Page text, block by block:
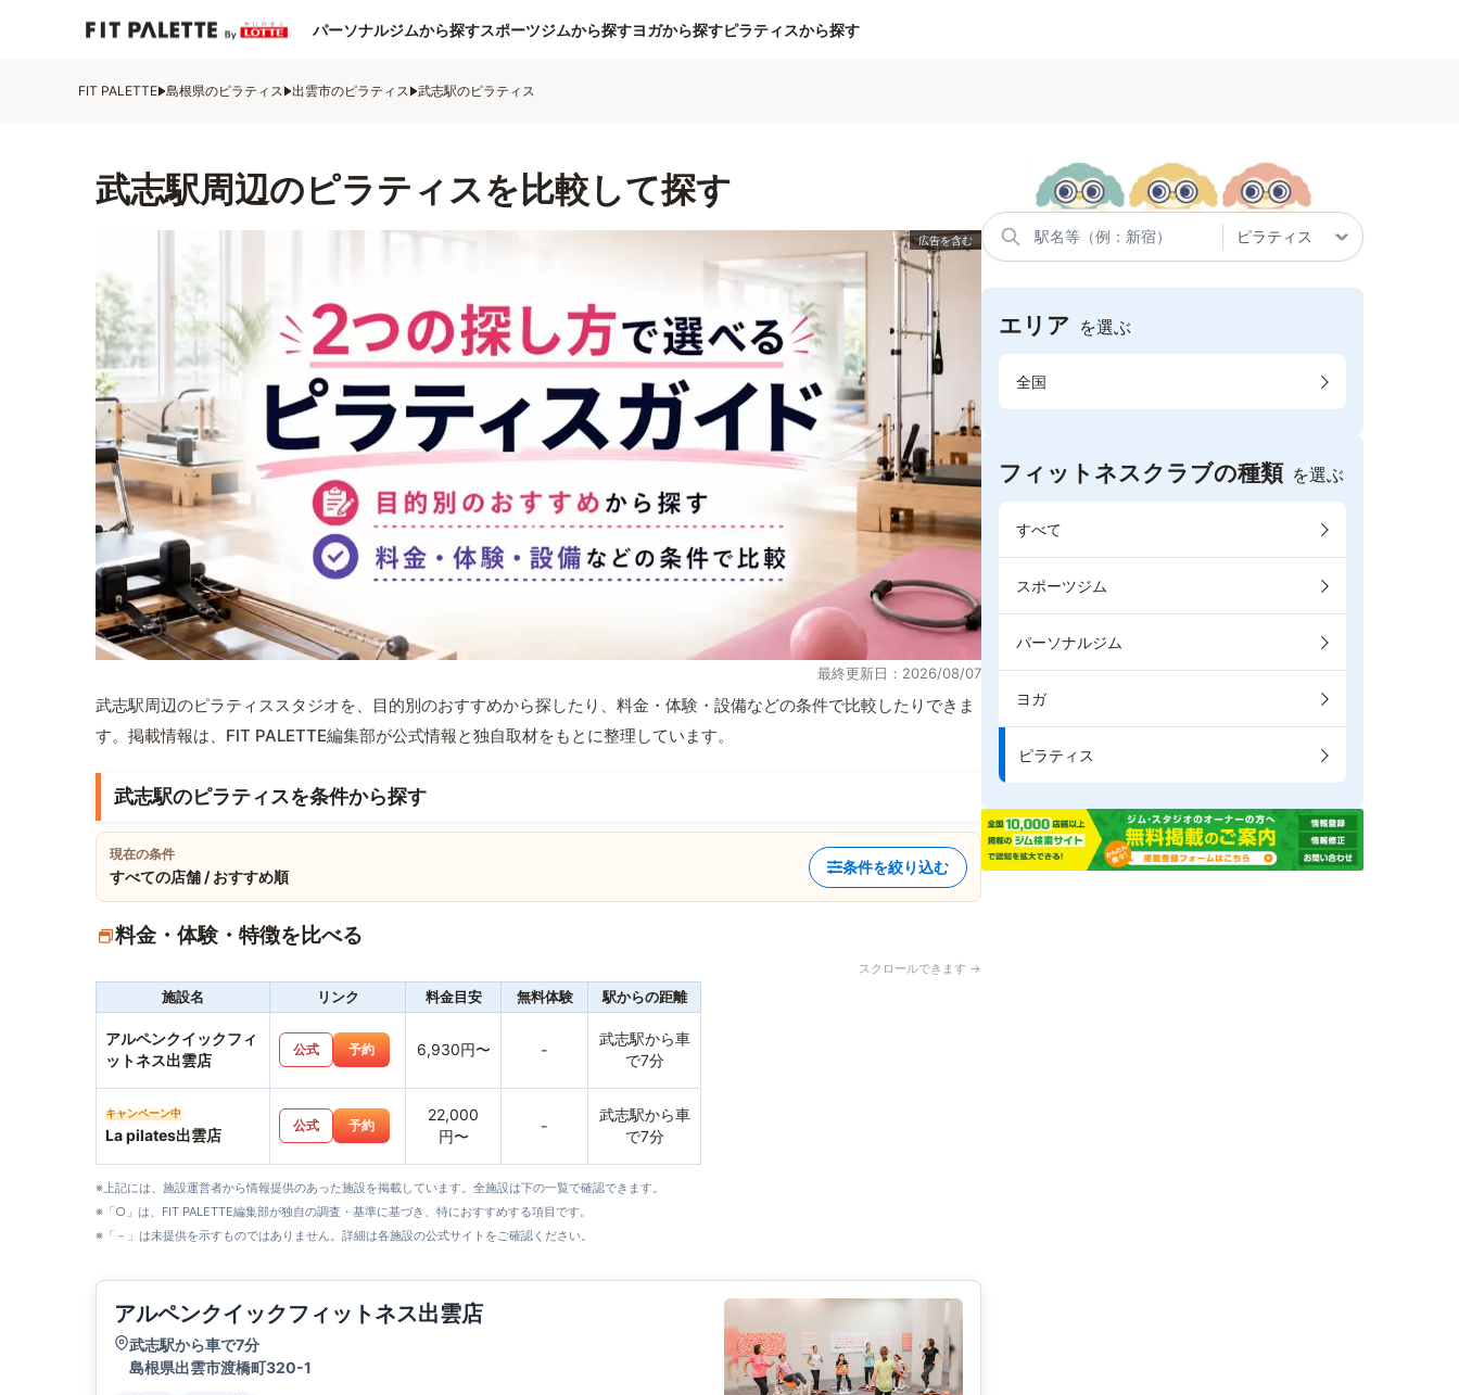
パーソナルジムから探すスポーツジムから探すヨガから探すピラティスから探す
FIT PALETTE 島根県のピラティス 出雲市のピラティス 武志駅のピラティス
武志駅周辺のピラティスを比較して探す
最終更新日：2026/08/07
武志駅周辺のピラティススタジオを、目的別のおすすめから探したり、料金・体験・設備などの条件で比較したりできま
す。掲載情報は、FIT PALETTE編集部が公式情報と独自取材をもとに整理しています。
武志駅のピラティスを条件から探す
現在の条件
すべての店舗 / おすすめ順
条件を絞り込む
料金・体験・特徴を比べる
スクロールできます →
施設名 リンク 料金目安 無料体験 駅からの距離
アルペンクイックフィ
ットネス出雲店
公式 予約 6,930円〜 -
武志駅から車
で7分
キャンペーン中
La pilates出雲店
公式 予約
22,000
円〜
-
武志駅から車
で7分
※上記には、施設運営者から情報提供のあった施設を掲載しています。全施設は下の一覧で確認できます。
※「○」は、FIT PALETTE編集部が独自の調査・基準に基づき、特におすすめする項目です。
※「－」は未提供を示すものではありません。詳細は各施設の公式サイトをご確認ください。
アルペンクイックフィットネス出雲店
武志駅から車で7分
島根県出雲市渡橋町320-1
エリア を選ぶ
全国
フィットネスクラブの種類 を選ぶ
すべて
スポーツジム
パーソナルジム
ヨガ
ピラティス